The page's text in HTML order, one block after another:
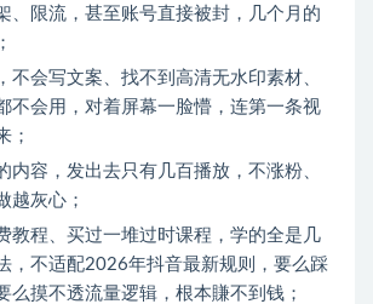
、限流，甚至账号直接被封，几个月的
不会写文案、找不到高清无水印素材、
不会用，对着屏幕一脸懵，连第一条视
；
内容，发出去只有几百播放，不涨粉、
越灰心；
教程、买过一堆过时课程，学的全是几
，不适配2026年抖音最新规则，要么踩
么摸不透流量逻辑，根本賺不到钱；